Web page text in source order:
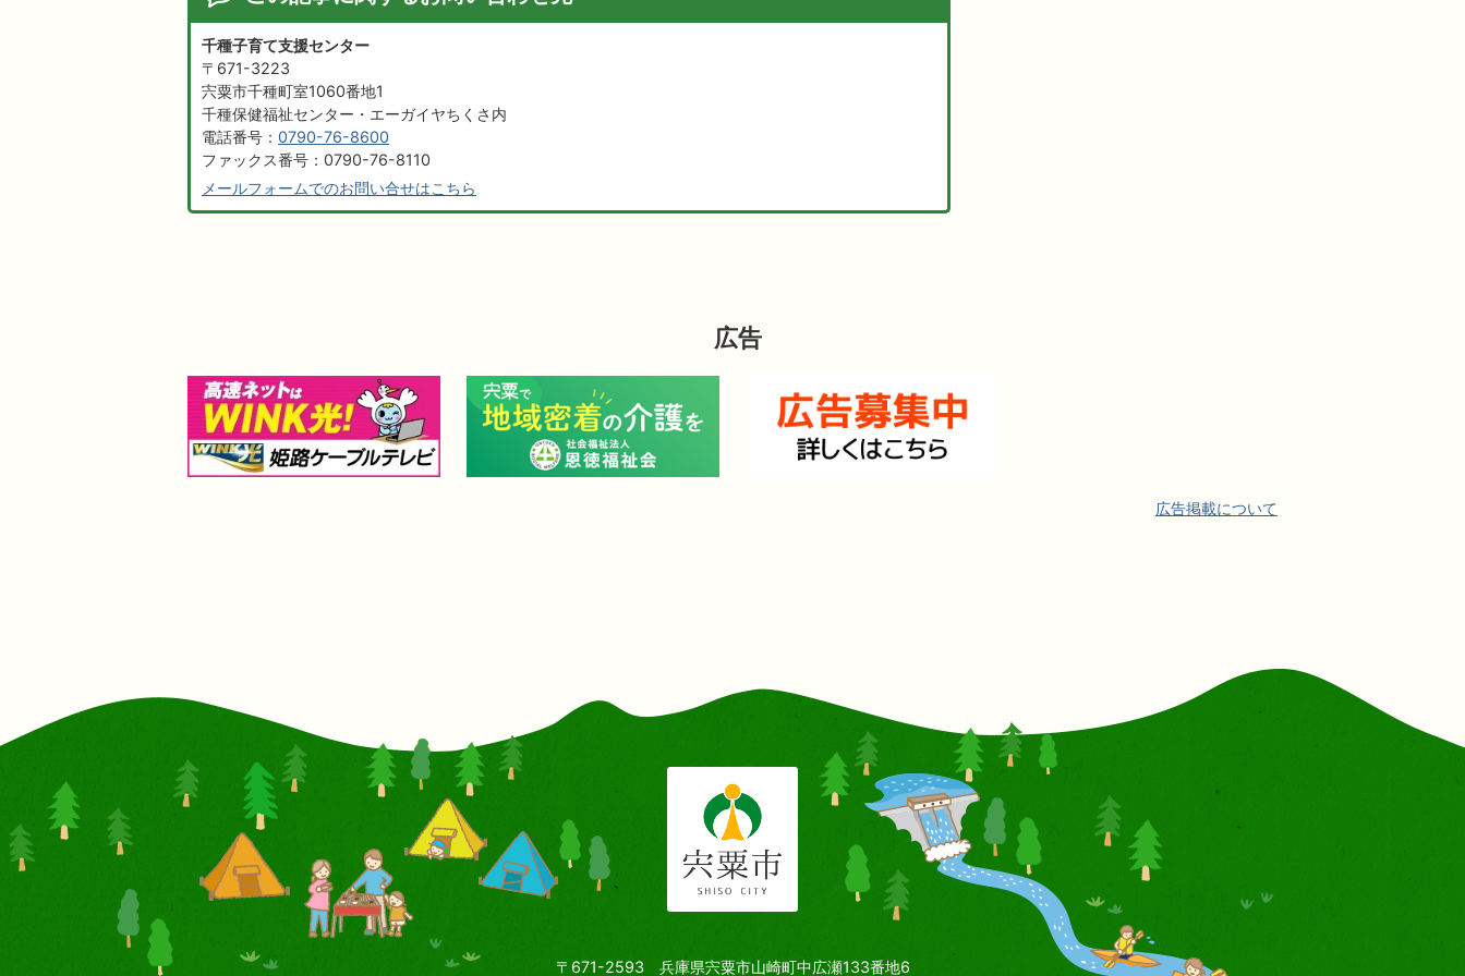
千種子育て支援センター
〒671-3223
宍粟市千種町室1060番地1
千種保健福祉センター・エーガイヤちくさ内
電話番号： 0790-76-8600
ファックス番号：0790-76-8110
メールフォームでのお問い合せはこちら
広告
広告掲載について
〒671-2593 兵庫県宍粟市山崎町中広瀬133番地6